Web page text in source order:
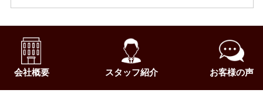
会社概要 スタッフ紹介 お客様の声